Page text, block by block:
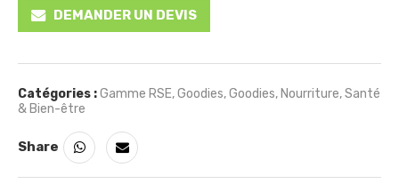
DEMANDER UN DEVIS
Catégories :Gamme RSE,Goodies,Goodies, Nourriture,Santé
& Bien-être
Share